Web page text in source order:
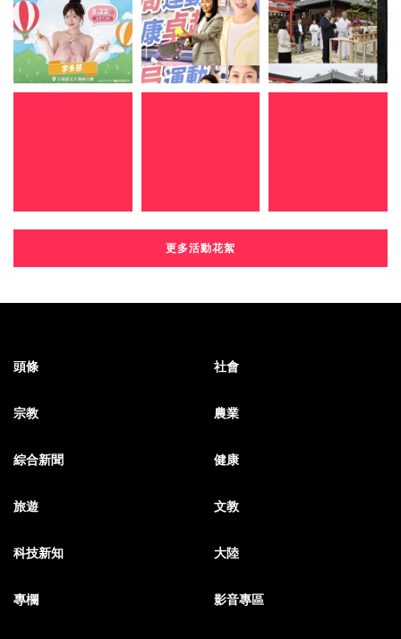
更多活動花絮
頭條 社會
宗教 農業
綜合新聞 健康
旅遊 文教
科技新知 大陸
專欄 影音專區